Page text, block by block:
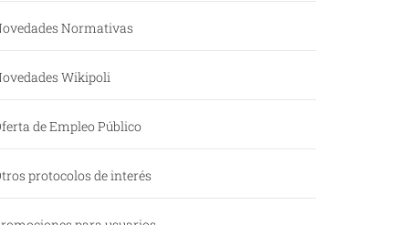
Normativas
Wikipoli
de Empleo Público
protocolos de interés